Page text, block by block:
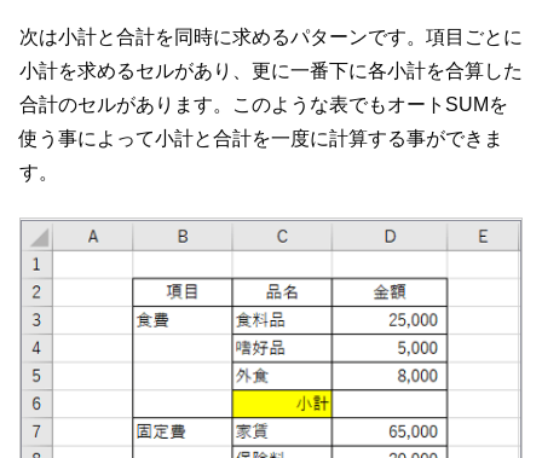
次は小計と合計を同時に求めるパターンです。項目ごとに
小計を求めるセルがあり、更に一番下に各小計を合算した
合計のセルがあります。このような表でもオートSUMを
使う事によって小計と合計を一度に計算する事ができま
す。